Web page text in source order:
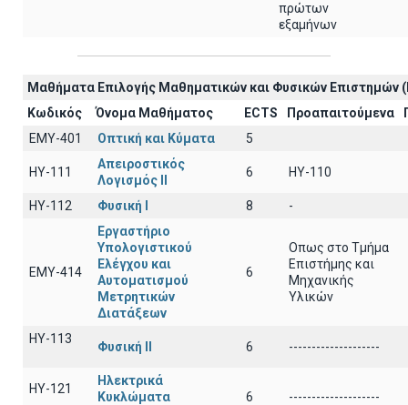
πρώτων
εξαμήνων
Μαθήματα Επιλογής Μαθηματικών και Φυσικών Επιστημών
Κωδικός
Όνομα Μαθήματος ECTS Προαπαιτούμενα
EΜY-401
Οπτική και Κύματα 5
HY-111
Απειροστικός
Λογισμός ΙI
6 HY-110
HY-112 Φυσική I 8 -
ΕΜΥ-414
Εργαστήριο
Υπολογιστικού
Ελέγχου και
Αυτοματισμού
Μετρητικών
Διατάξεων
6
Οπως στο Τμήμα
Επιστήμης και
Μηχανικής
Υλικών
ΗΥ-113
Φυσική ΙΙ 6 --------------------
ΗΥ-121
Ηλεκτρικά
Κυκλώματα
6 --------------------